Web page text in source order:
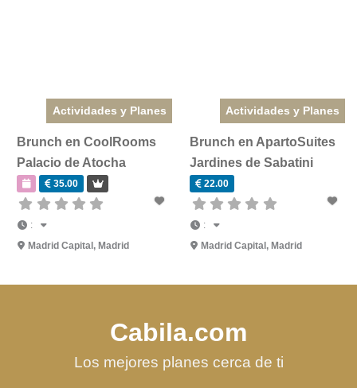
Actividades y Planes
Brunch en CoolRooms
Palacio de Atocha
35.00
:
Madrid Capital, Madrid
Actividades y Planes
Brunch en ApartoSuites
Jardines de Sabatini
22.00
:
Madrid Capital, Madrid
Cabila.com
Los mejores planes cerca de ti